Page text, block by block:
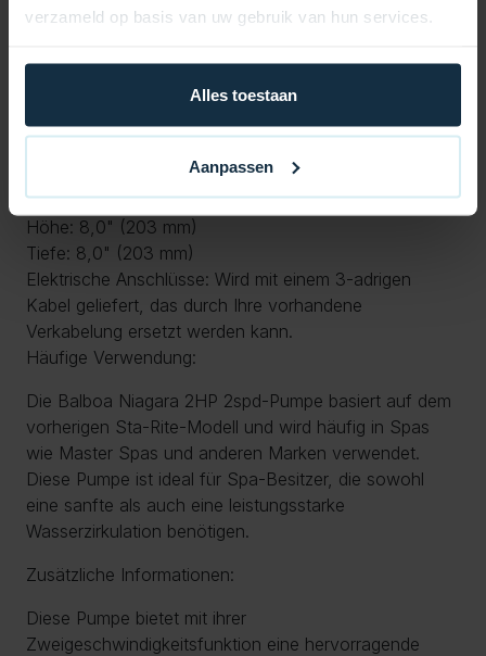
verzameld op basis van uw gebruik van hun services.
Alles toestaan
Aanpassen
Leistung: 2,0 PS, 2 Geschwindigkeiten
Motorleistung: 0,53 PS (niedrig) / 2,54 PS (hoch)
Leistung des Laufrads am nassen Ende: 2 PS
Ampere: 1,9 A (niedrig) / 9,0 A (hoch)
Länge: 18,5" (459 mm)
Höhe: 8,0" (203 mm)
Tiefe: 8,0" (203 mm)
Elektrische Anschlüsse: Wird mit einem 3-adrigen
Kabel geliefert, das durch Ihre vorhandene
Verkabelung ersetzt werden kann.
Häufige Verwendung:
Die Balboa Niagara 2HP 2spd-Pumpe basiert auf dem
vorherigen Sta-Rite-Modell und wird häufig in Spas
wie Master Spas und anderen Marken verwendet.
Diese Pumpe ist ideal für Spa-Besitzer, die sowohl
eine sanfte als auch eine leistungsstarke
Wasserzirkulation benötigen.
Zusätzliche Informationen:
Diese Pumpe bietet mit ihrer
Zweigeschwindigkeitsfunktion eine hervorragende